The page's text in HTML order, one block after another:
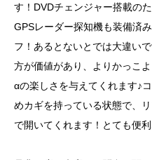
す！DVDチェンジャー搭載の
GPSレーダー探知機も装備済
フ！あるとないとでは大違い
方が価値があり、よりかっこ
αの楽しさを与えてくれます♪
めカギを持っている状態で、
で開いてくれます！とても便